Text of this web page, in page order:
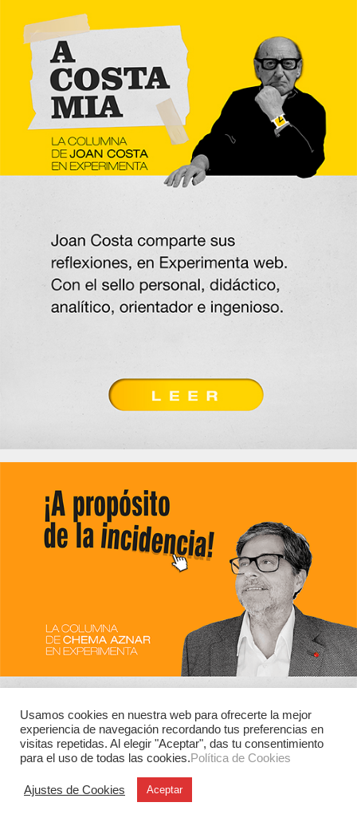
Usamos cookies en nuestra web para ofrecerte la mejor
experiencia de navegación recordando tus preferencias en
visitas repetidas. Al elegir "Aceptar", das tu consentimiento
para el uso de todas las cookies.Política de Cookies
Ajustes de Cookies Aceptar